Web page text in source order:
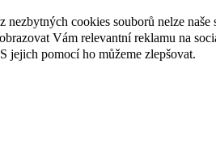
nezbytných cookies souborů nelze
Vám relevantní reklamu na
jejich pomocí ho můžeme zlepšovat.